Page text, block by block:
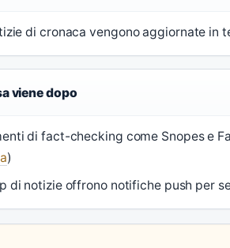
di cronaca vengono aggiornate in
viene dopo
di fact-checking come Snopes e
)
di notizie offrono notifiche push per